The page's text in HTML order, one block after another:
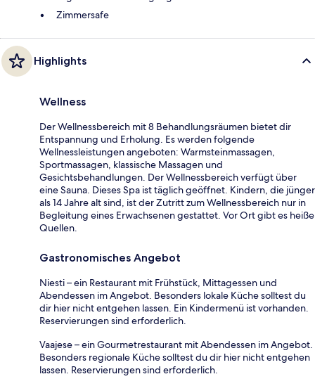
Zimmersafe
Highlights
Wellness
Der Wellnessbereich mit 8 Behandlungsräumen bietet dir
Entspannung und Erholung. Es werden folgende
Wellnessleistungen angeboten: Warmsteinmassagen,
Sportmassagen, klassische Massagen und
Gesichtsbehandlungen. Der Wellnessbereich verfügt über
eine Sauna. Dieses Spa ist täglich geöffnet. Kindern, die jünger
als 14 Jahre alt sind, ist der Zutritt zum Wellnessbereich nur in
Begleitung eines Erwachsenen gestattet. Vor Ort gibt es heiße
Quellen.
Gastronomisches Angebot
Niesti – ein Restaurant mit Frühstück, Mittagessen und
Abendessen im Angebot. Besonders lokale Küche solltest du
dir hier nicht entgehen lassen. Ein Kindermenü ist vorhanden.
Reservierungen sind erforderlich.
Vaajese – ein Gourmetrestaurant mit Abendessen im Angebot.
Besonders regionale Küche solltest du dir hier nicht entgehen
lassen. Reservierungen sind erforderlich.